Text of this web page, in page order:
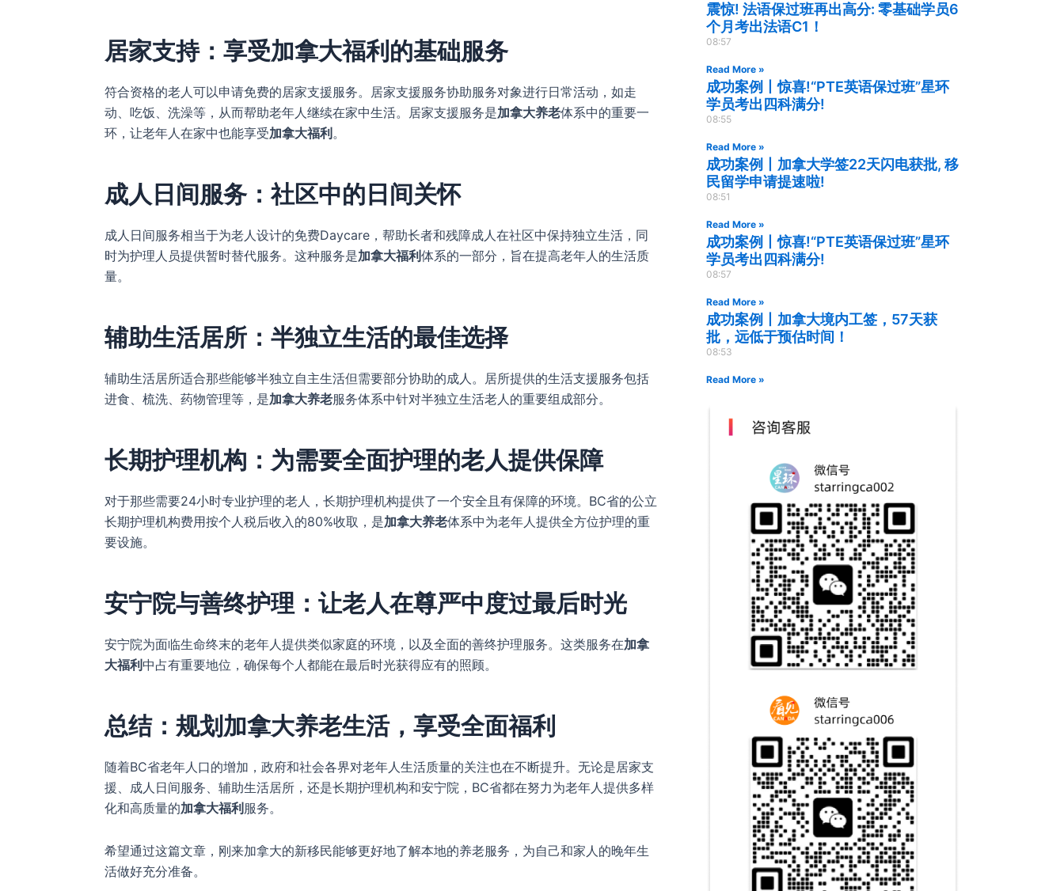
居家支持：享受加拿大福利的基础服务
符合资格的老人可以申请免费的居家支援服务。居家支援服务协助服务对象进行日常活动，如走
动、吃饭、洗澡等，从而帮助老年人继续在家中生活。居家支援服务是加拿大养老体系中的重要一
环，让老年人在家中也能享受加拿大福利 。
成人日间服务：社区中的日间关怀
成人日间服务相当于为老人设计的免费Daycare，帮助长者和残障成人在社区中保持独立生活，同
时为护理人员提供暂时替代服务。这种服务是加拿大福利体系的一部分，旨在提高老年人的生活质
量。
辅助生活居所：半独立生活的最佳选择
辅助生活居所适合那些能够半独立自主生活但需要部分协助的成人。居所提供的生活支援服务包括
进食、梳洗、药物管理等，是加拿大养老服务体系中针对半独立生活老人的重要组成部分。
长期护理机构：为需要全面护理的老人提供保障
对于那些需要24小时专业护理的老人，长期护理机构提供了一个安全且有保障的环境。BC省的公立
长期护理机构费用按个人税后收入的80%收取，是加拿大养老体系中为老年人提供全方位护理的重
要设施。
安宁院与善终护理：让老人在尊严中度过最后时光
安宁院为面临生命终末的老年人提供类似家庭的环境，以及全面的善终护理服务。这类服务在加拿
大福利 中占有重要地位，确保每个人都能在最后时光获得应有的照顾。
总结：规划加拿大养老生活，享受全面福利
随着BC省老年人口的增加，政府和社会各界对老年人生活质量的关注也在不断提升。无论是居家支
援、成人日间服务、辅助生活居所，还是长期护理机构和安宁院，BC省都在努力为老年人提供多样
化和高质量的加拿大福利 服务。
希望通过这篇文章，刚来加拿大的新移民能够更好地了解本地的养老服务，为自己和家人的晚年生
活做好充分准备。
震惊! 法语保过班再出高分: 零基础学员6
个月考出法语C1！
08:57
Read More »
成功案例丨惊喜!“PTE英语保过班”星环
学员考出四科满分!
08:55
Read More »
成功案例丨加拿大学签22天闪电获批, 移
民留学申请提速啦!
08:51
Read More »
成功案例丨惊喜!“PTE英语保过班”星环
学员考出四科满分!
08:57
Read More »
成功案例丨加拿大境内工签，57天获
批，远低于预估时间！
08:53
Read More »